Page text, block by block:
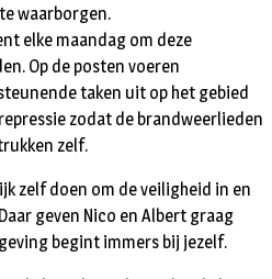
waarborgen.
elke maandag om deze
Op de posten voeren
taken uit op het gebied
zodat de brandweerlieden
zelf.
zelf doen om de veiligheid in en
geven Nico en Albert graag
begint immers bij jezelf.